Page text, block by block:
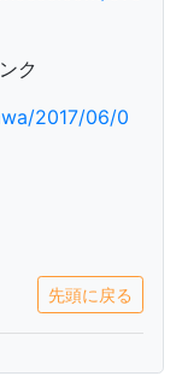
ク
2017/06/0
先頭に戻る